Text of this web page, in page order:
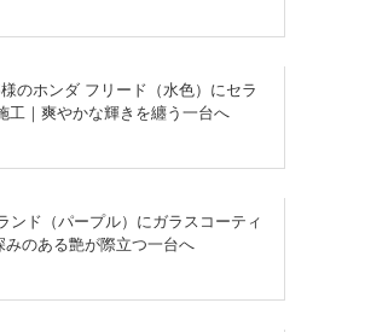
様のホンダ フリード（水色）にセラ
工｜爽やかな輝きを纏う一台へ
ンド（パープル）にガラスコーティ
みのある艶が際立つ一台へ